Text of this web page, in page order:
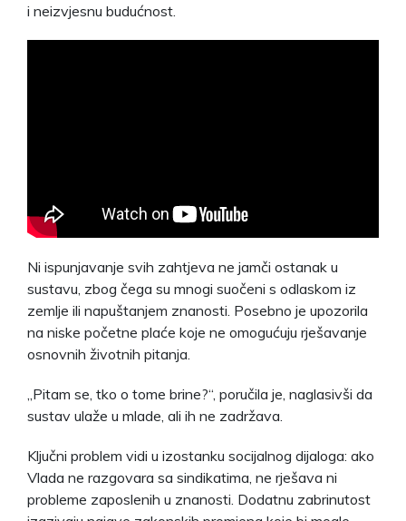
i neizvjesnu budućnost.
Ni ispunjavanje svih zahtjeva ne jamči ostanak u
sustavu, zbog čega su mnogi suočeni s odlaskom iz
zemlje ili napuštanjem znanosti. Posebno je upozorila
na niske početne plaće koje ne omogućuju rješavanje
osnovnih životnih pitanja.
„Pitam se, tko o tome brine?“, poručila je, naglasivši da
sustav ulaže u mlade, ali ih ne zadržava.
Ključni problem vidi u izostanku socijalnog dijaloga: ako
Vlada ne razgovara sa sindikatima, ne rješava ni
probleme zaposlenih u znanosti. Dodatnu zabrinutost